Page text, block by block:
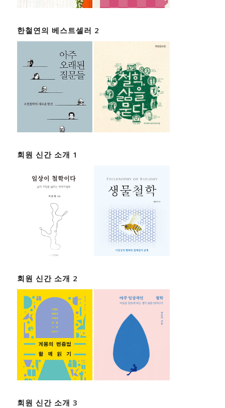
한철연의 베스트셀러 2
회원 신간 소개 1
회원 신간 소개 2
회원 신간 소개 3